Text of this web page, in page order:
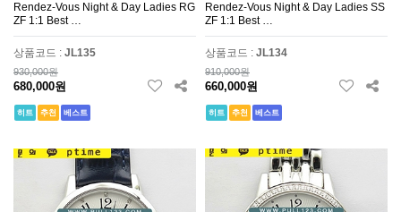
Rendez-Vous Night & Day Ladies RG
ZF 1:1 Best …
상품코드 : JL135
930,000원
680,000원
히트 추천 베스트
Rendez-Vous Night & Day Ladies SS
ZF 1:1 Best …
상품코드 : JL134
910,000원
660,000원
히트 추천 베스트